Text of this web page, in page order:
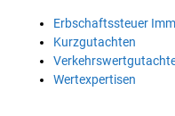
Erbschaftssteuer
Kurzgutachten
Wertexpertisen